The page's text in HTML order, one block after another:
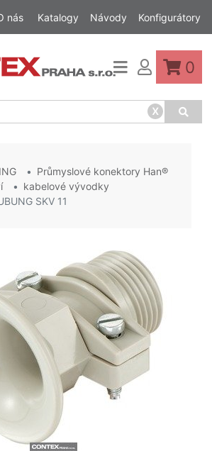
nás Katalogy Návody Konfigurátory
x
0
Průmyslové konektory Han®
kabelové vývodky
SKV 11